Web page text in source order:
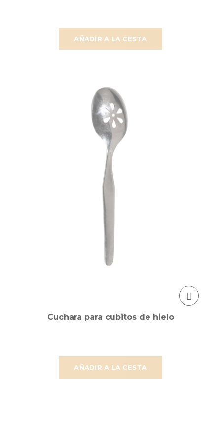
AÑADIR A LA CESTA
AÑADIR A LA CESTA
Cuchara para cubitos de hielo